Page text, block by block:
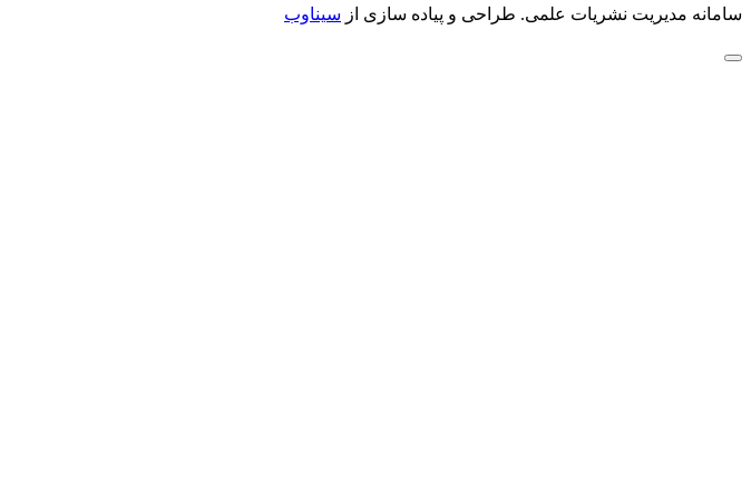
سامانه مدیریت نشریات علمی. طراحی و پیاده سازی از سیناوب